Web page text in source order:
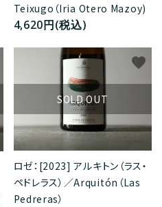
Teixugo（Iria Otero Mazoy)
4,620円(税込)
SOLD OUT
ロゼ：[2023] アルキトン（ラス・
ペドレラス）／Arquitón（Las
Pedreras）
favorite